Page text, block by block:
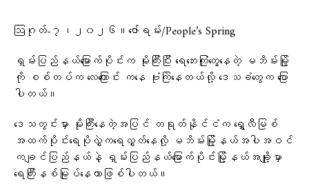
ဩဂုတ်-၇၊၂၀၂၆။ဇော်ရမ်း/People’s Spring
ရှမ်းပြည်နယ်မြောက်ပိုင်းက မိုးကြီးပြီး ရေဘေးကြုံတွေ့နေတဲ့ မဘိမ်းမြို့
ကို စစ်တပ်က လေကြောင်း ကနေ ဗုံးကြဲနေတယ်လို့ ဒေသခံတွေက ပြော
ပါတယ်။
ဒေသတွင်းမှာ မိုးကြီးနေတဲ့အပြင် တရုတ်နိုင်ငံက ရွှေလီမြစ်
အထက်ပိုင်းရေပိုလွှဲက​ရေလွှတ်နေလို့ မဘိမ်းမြို့နယ်အပါအဝင်
ကချင်ပြည်နယ်နဲ့ ရှမ်းပြည်နယ်မြောက်ပိုင်းမြို့နယ်အချို့မှာ
ရေကြီးနစ်မြုပ်နေတာဖြစ်ပါတယ်။